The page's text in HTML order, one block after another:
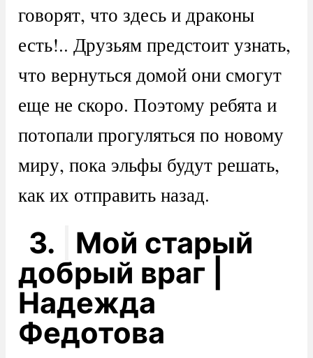
говорят, что здесь и драконы
есть!.. Друзьям предстоит узнать,
что вернуться домой они смогут
еще не скоро. Поэтому ребята и
потопали прогуляться по новому
миру, пока эльфы будут решать,
как их отправить назад.
3.
Мой старый
добрый враг |
Надежда
Федотова